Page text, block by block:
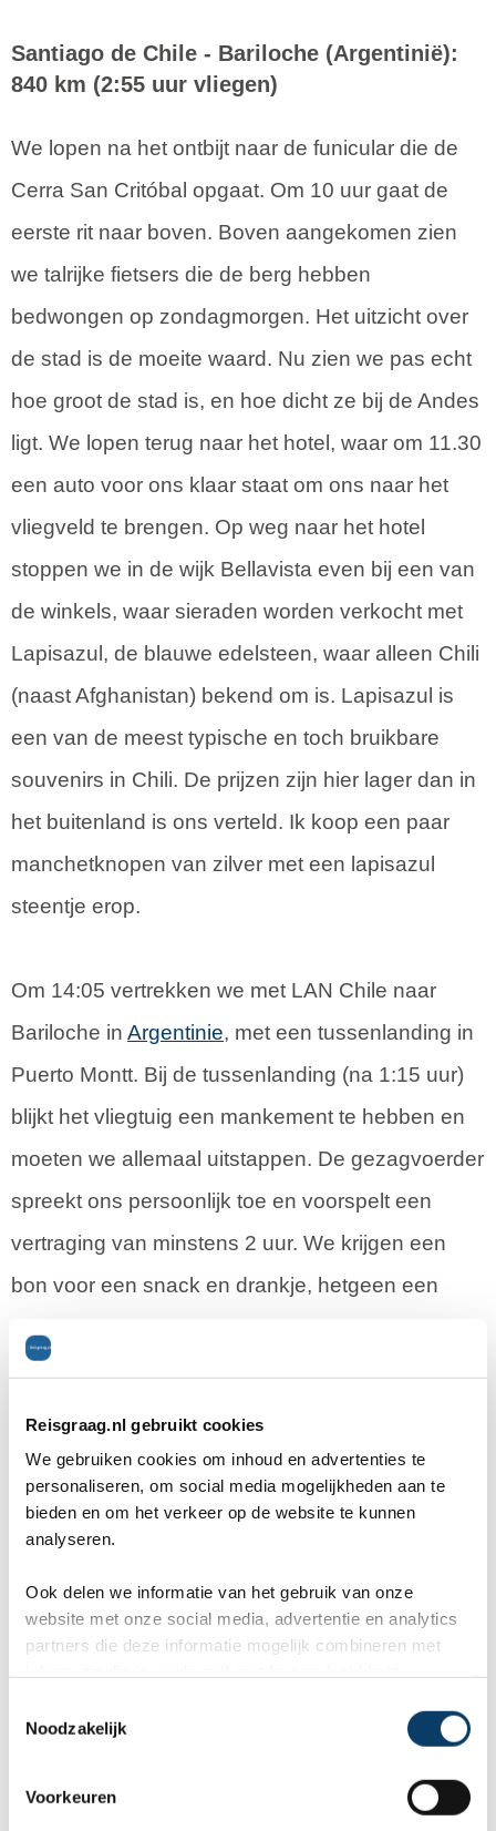
Reisgraag.nl gebruikt cookies
We gebruiken cookies om inhoud en advertenties te
personaliseren, om social media mogelijkheden aan te
bieden en om het verkeer op de website te kunnen
analyseren.
Ook delen we informatie van het gebruik van onze
website met onze social media, advertentie en analytics
partners die deze informatie mogelijk combineren met
Noodzakelijk
Voorkeuren
Santiago de Chile - Bariloche (Argentinië):
840 km (2:55 uur vliegen)
We lopen na het ontbijt naar de funicular die de
Cerra San Critóbal opgaat. Om 10 uur gaat de
eerste rit naar boven. Boven aangekomen zien
we talrijke fietsers die de berg hebben
bedwongen op zondagmorgen. Het uitzicht over
de stad is de moeite waard. Nu zien we pas echt
hoe groot de stad is, en hoe dicht ze bij de Andes
ligt. We lopen terug naar het hotel, waar om 11.30
een auto voor ons klaar staat om ons naar het
vliegveld te brengen. Op weg naar het hotel
stoppen we in de wijk Bellavista even bij een van
de winkels, waar sieraden worden verkocht met
Lapisazul, de blauwe edelsteen, waar alleen Chili
(naast Afghanistan) bekend om is. Lapisazul is
een van de meest typische en toch bruikbare
souvenirs in Chili. De prijzen zijn hier lager dan in
het buitenland is ons verteld. Ik koop een paar
manchetknopen van zilver met een lapisazul
steentje erop.
Om 14:05 vertrekken we met LAN Chile naar
Bariloche in Argentinie, met een tussenlanding in
Puerto Montt. Bij de tussenlanding (na 1:15 uur)
blijkt het vliegtuig een mankement te hebben en
moeten we allemaal uitstappen. De gezagvoerder
spreekt ons persoonlijk toe en voorspelt een
vertraging van minstens 2 uur. We krijgen een
bon voor een snack en drankje, hetgeen een
tomaat) of een Barros Lucco (een tosti met
schnitzel). De laatste snack is vernoemd naar
een voormalig president, maar wordt ook
gekscherend Burro Loco (gekke ezel) genoemd.
dat we met een ander toestel, dat net is geland,
zullen verder vliegen. Wat we niet weten is dat in
dat toestel nog passagiers zitten die eigenlijk ook